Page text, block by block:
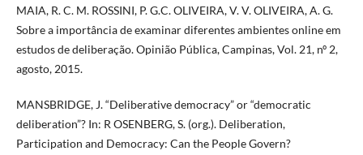
MAIA, R. C. M. ROSSINI, P. G.C. OLIVEIRA, V. V. OLIVEIRA, A. G.
Sobre a importância de examinar diferentes ambientes online em
estudos de deliberação. Opinião Pública, Campinas, Vol. 21, nº 2,
agosto, 2015.
MANSBRIDGE, J. “Deliberative democracy” or “democratic
deliberation”? In: R OSENBERG, S. (org.). Deliberation,
Participation and Democracy: Can the People Govern?